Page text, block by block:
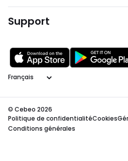
Support
Langage
© Cebeo 2026
Politique de confidentialitéCookies
Conditions générales